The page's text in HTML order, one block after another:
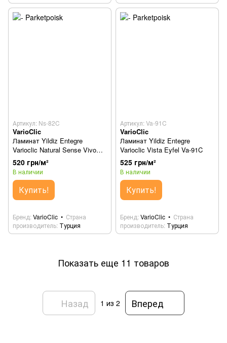
Артикул: Ns-82C
VarioClic
Ламинат Yildiz Entegre
Varioclic Natural Sense Vivo
Ns-82C
520 грн/м²
В наличии
Купить!
Бренд VarioClic
Страна
производитель Турция
Артикул: Va-91C
VarioClic
Ламинат Yildiz Entegre
Varioclic Vista Eyfel Va-91C
525 грн/м²
В наличии
Купить!
Бренд VarioClic
Страна
производитель Турция
Показать еще 11 товаров
Назад 1 из 2 Вперед